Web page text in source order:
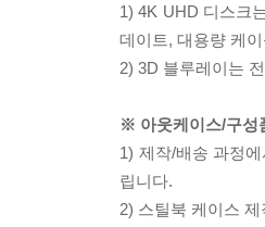
1) 4K UHD 디스크
데이트, 대용량 케
2) 3D 블루레이는
※ 아웃케이스/구성
1) 제작/배송 과정
립니다.
2) 스틸북 케이스